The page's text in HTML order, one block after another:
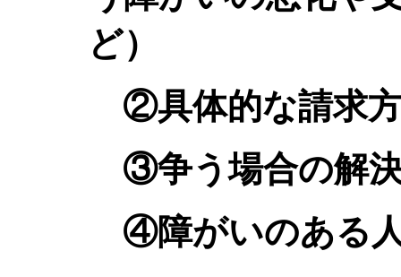
ど）
②具体的な請求
③争う場合の解
④障がいのある